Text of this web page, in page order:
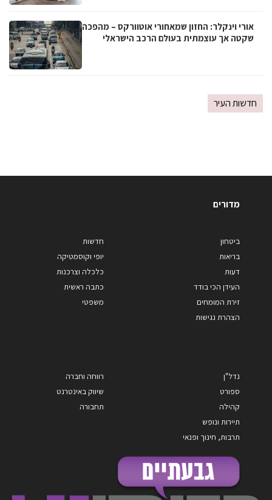
אורי וינקלר: החזון שמאחורי אוטוורקס – מהפכה
שקטה אך עוצמתית בעולם הרכב הישראלי
חדשות העיר
מדורים
ביטחון
בריאות
דעות
העידן הכי בודד
זירת המומחים
הצהרת נגישות
חדשות
יופי וקוסמטיקה
כלכלה וצרכנות
כתבה ראשית
משפטי
נדל"ן
ספורט
קהילה
תיירות ונופש
תרבות, חינוך ופנאי
רווחה וחברה
שיווק באינטרנט
תחבורה